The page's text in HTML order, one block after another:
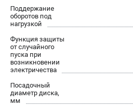
Пользовательское соглашение
СЕТЕВОЙ ЭЛЕКТРОИНСТРУМЕНТ
Угловые шлифмашины (УШМ)
Перфораторы
Лобзики
Пылесосы
Поддержание
оборотов под
нагрузкой
Функция защиты
от случайного
пуска при
возникновении
электричества
Посадочный
диаметр диска,
мм